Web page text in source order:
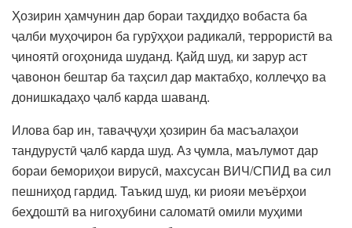
Ҳозирин ҳамчунин дар бораи таҳдидҳо вобаста ба
ҷалби муҳоҷирон ба гурӯҳҳои радикалӣ, террористӣ ва
ҷиноятӣ огоҳонида шуданд. Қайд шуд, ки зарур аст
ҷавонон бештар ба таҳсил дар мактабҳо, коллеҷҳо ва
донишкадаҳо ҷалб карда шаванд.
Илова бар ин, таваҷҷуҳи ҳозирин ба масъалаҳои
тандурустӣ ҷалб карда шуд. Аз ҷумла, маълумот дар
бораи бемориҳои вирусӣ, махсусан ВИЧ/СПИД ва сил
пешниҳод гардид. Таъкид шуд, ки риояи меъёрҳои
беҳдоштӣ ва нигоҳубини саломатӣ омили муҳими